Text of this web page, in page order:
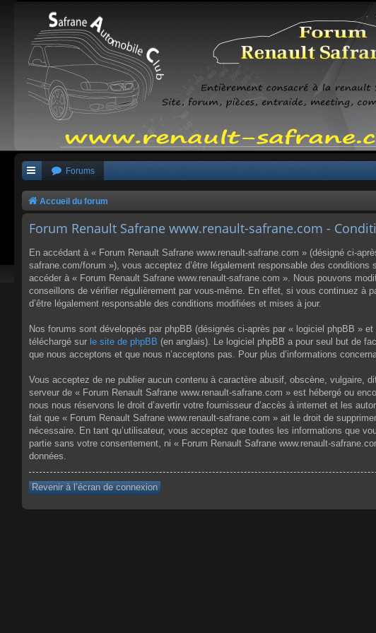
Forums
Accueil du forum
Forum Renault Safrane www.renault-safrane.com -
En accédant à « Forum Renault Safrane www.renault-safrane.com » (désigné ci-
safrane.com/forum »), vous acceptez d’être légalement responsable des
accéder à « Forum Renault Safrane www.renault-safrane.com ». Nous pouvons
conseillons de vérifier régulièrement par vous-même. En effet, si vous continuez à
d’être légalement responsable des conditions modifiées et mises à jour.
Nos forums sont développés par phpBB (désignés ci-après par « logiciel phpBB »
téléchargé sur le site de phpBB (en anglais). Le logiciel phpBB a pour seul but de
que nous acceptons et que nous n’acceptons pas. Pour plus d’informations
Vous acceptez de ne publier aucun contenu à caractère abusif, obscène, vulgaire,
serveur de « Forum Renault Safrane www.renault-safrane.com » est hébergé ou
nous nous réservons le droit d’avertir votre fournisseur d’accès à internet et les
fait que « Forum Renault Safrane www.renault-safrane.com » ait le droit de
nécessaire. En tant qu’utilisateur, vous acceptez que toutes les informations que
partie sans votre consentement, ni « Forum Renault Safrane www.renault-
données.
Revenir à l’écran de connexion